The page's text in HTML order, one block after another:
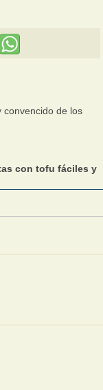
convencido de los
con tofu fáciles y